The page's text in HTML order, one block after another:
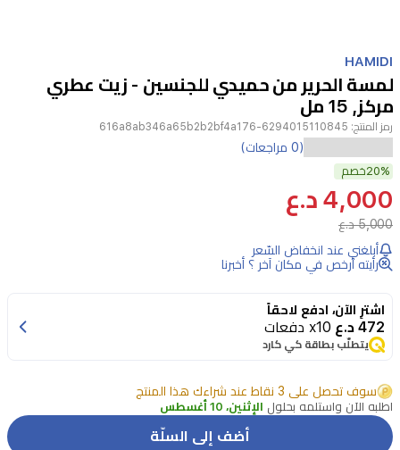
1
of
1
HAMIDI
لمسة الحرير من حميدي للجنسين - زيت عطري
مركز, 15 مل
رمز المنتج: 6294015110845-616a8ab346a65b2b2bf4a176
برائحة
فاخرة
من
زيت
لمسة
حرير
من
حميدي.
يأتي
(0 مراجعات)
20%خصم
4,000 د.ع
5,000 د.ع
أبلغني عند انخفاض السّعر
رأيته أرخص في مكان آخر ؟ أخبرنا
اشترِ الآن، ادفع لاحقاً
472 د.ع x10 دفعات
يتطلّب بطاقة كي كارد
سوف تحصل على 3 نقاط عند شراءك هذا المنتج
اطلبه الآن واستلمه بحلول الإثنين، 10 أغسطس
أضف إلى السلّة